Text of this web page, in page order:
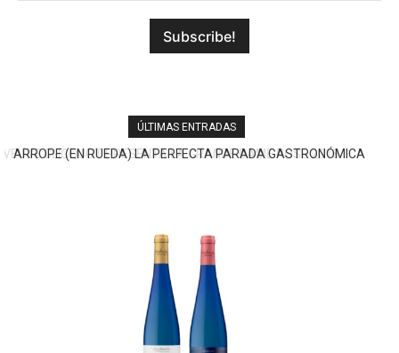
ÚLTIMAS ENTRADAS
ARROPE (EN RUEDA) LA PERFECTA PARADA GASTRONÓMICA